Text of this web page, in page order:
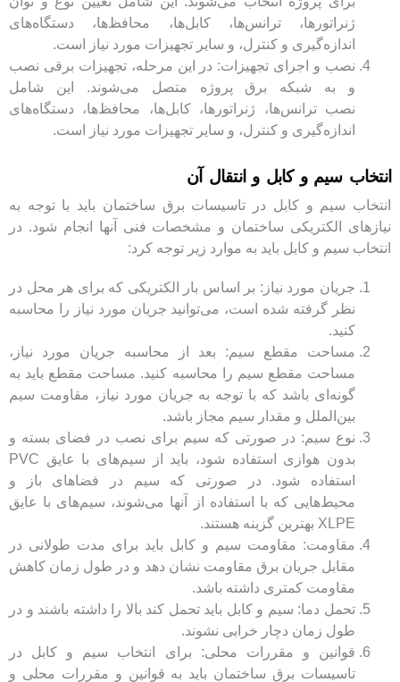
ژنراتورها، ترانس‌ها، کابل‌ها، محافظ‌ها، دستگاه‌های
اندازه‌گیری و کنترل، و سایر تجهیزات مورد نیاز است.
نصب و اجرای تجهیزات: در این مرحله، تجهیزات برقی نصب
و به شبکه برق پروژه متصل می‌شوند.
این شامل
نصب ترانس‌ها، ژنراتورها، کابل‌ها، محافظ‌ها، دستگاه‌های
اندازه‌گیری و کنترل، و سایر تجهیزات مورد نیاز است.
انتخاب سیم و کابل و انتقال آن
انتخاب سیم و کابل در تاسیسات برق ساختمان باید با توجه به
نیازهای الکتریکی ساختمان و مشخصات فنی آنها انجام شود. در
انتخاب سیم و کابل باید به موارد زیر توجه کرد:
جریان مورد نیاز: بر اساس بار الکتریکی که برای هر محل در
نظر گرفته شده است، می‌توانید جریان مورد نیاز را محاسبه
کنید.
مساحت مقطع سیم: بعد از محاسبه جریان مورد نیاز،
مساحت مقطع سیم را محاسبه کنید. مساحت مقطع باید به
گونه‌ای باشد که با توجه به جریان مورد نیاز، مقاومت سیم
بین‌الملل و مقدار سیم مجاز باشد.
نوع سیم: در صورتی که سیم برای نصب در فضای بسته و
بدون هوازی استفاده شود، باید از سیم‌های با عایق PVC
استفاده شود. در صورتی که سیم در فضاهای باز و
محیط‌هایی که با استفاده از آنها می‌شوند، سیم‌های با عایق
XLPE بهترین گزینه هستند.
مقاومت: مقاومت سیم و کابل باید برای مدت طولانی در
مقابل جریان برق مقاومت نشان دهد و در طول زمان کاهش
مقاومت کمتری داشته باشد.
تحمل دما: سیم و کابل باید تحمل کند بالا را داشته باشند و در
طول زمان دچار خرابی نشوند.
قوانین و مقررات محلی: برای انتخاب سیم و کابل در
تاسیسات برق ساختمان باید به قوانین و مقررات محلی و